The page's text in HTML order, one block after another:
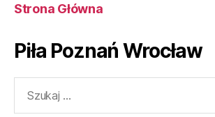
Strona Główna
Piła Poznań Wrocław